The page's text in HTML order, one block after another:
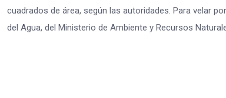
cuadrados de área, según las autoridades. Para velar
del Agua, del Ministerio de Ambiente y Recursos